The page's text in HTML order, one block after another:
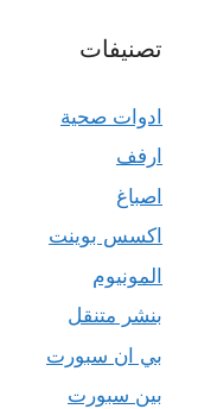
تصنيفات
ادوات صحية
ارفف
اصباغ
اكسس بوينت
المونيوم
بنشر متنقل
بي ان سبورت
بين سبورت